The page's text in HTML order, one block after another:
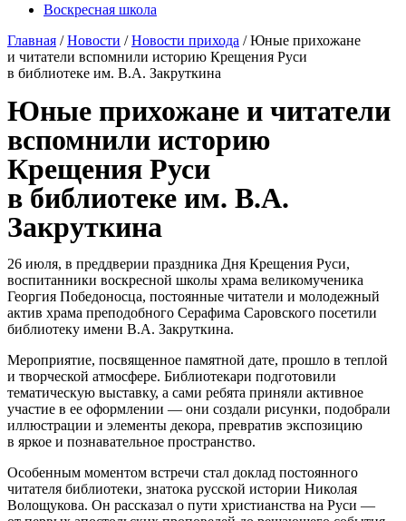
Воскресная школа
Главная /Новости /Новости прихода /Юные прихожане
и читатели вспомнили историю Крещения Руси
в библиотеке им. В.А. Закруткина
Юные прихожане и читатели
вспомнили историю
Крещения Руси
в библиотеке им. В.А.
Закруткина
26 июля, в преддверии праздника Дня Крещения Руси,
воспитанники воскресной школы храма великомученика
Георгия Победоносца, постоянные читатели и молодежный
актив храма преподобного Серафима Саровского посетили
библиотеку имени В.А. Закруткина.
Мероприятие, посвященное памятной дате, прошло в теплой
и творческой атмосфере. Библиотекари подготовили
тематическую выставку, а сами ребята приняли активное
участие в ее оформлении — они создали рисунки, подобрали
иллюстрации и элементы декора, превратив экспозицию
в яркое и познавательное пространство.
Особенным моментом встречи стал доклад постоянного
читателя библиотеки, знатока русской истории Николая
Волощукова. Он рассказал о пути христианства на Руси —